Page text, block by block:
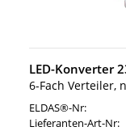
LED-Konverter
6-Fach Verteiler,
ELDAS®-Nr:
Lieferanten-Art-Nr: